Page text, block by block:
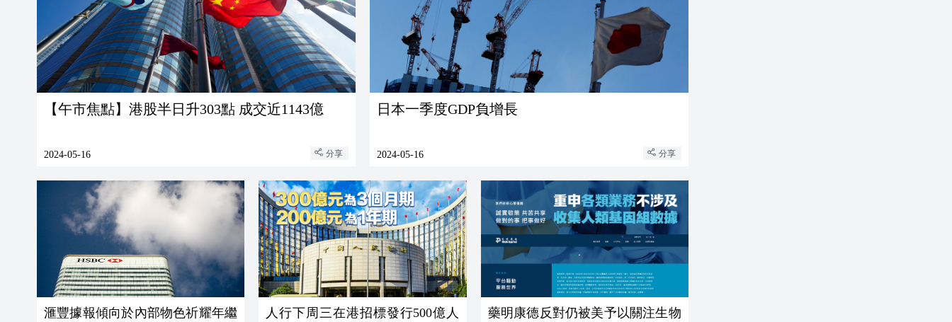
【午市焦點】港股半日升303點 成交近1143億
2024-05-16 分享
日本一季度GDP負增長
2024-05-16 分享
滙豐據報傾向於內部物色祈耀年繼
人行下周三在港招標發行500億人
藥明康德反對仍被美予以關注生物